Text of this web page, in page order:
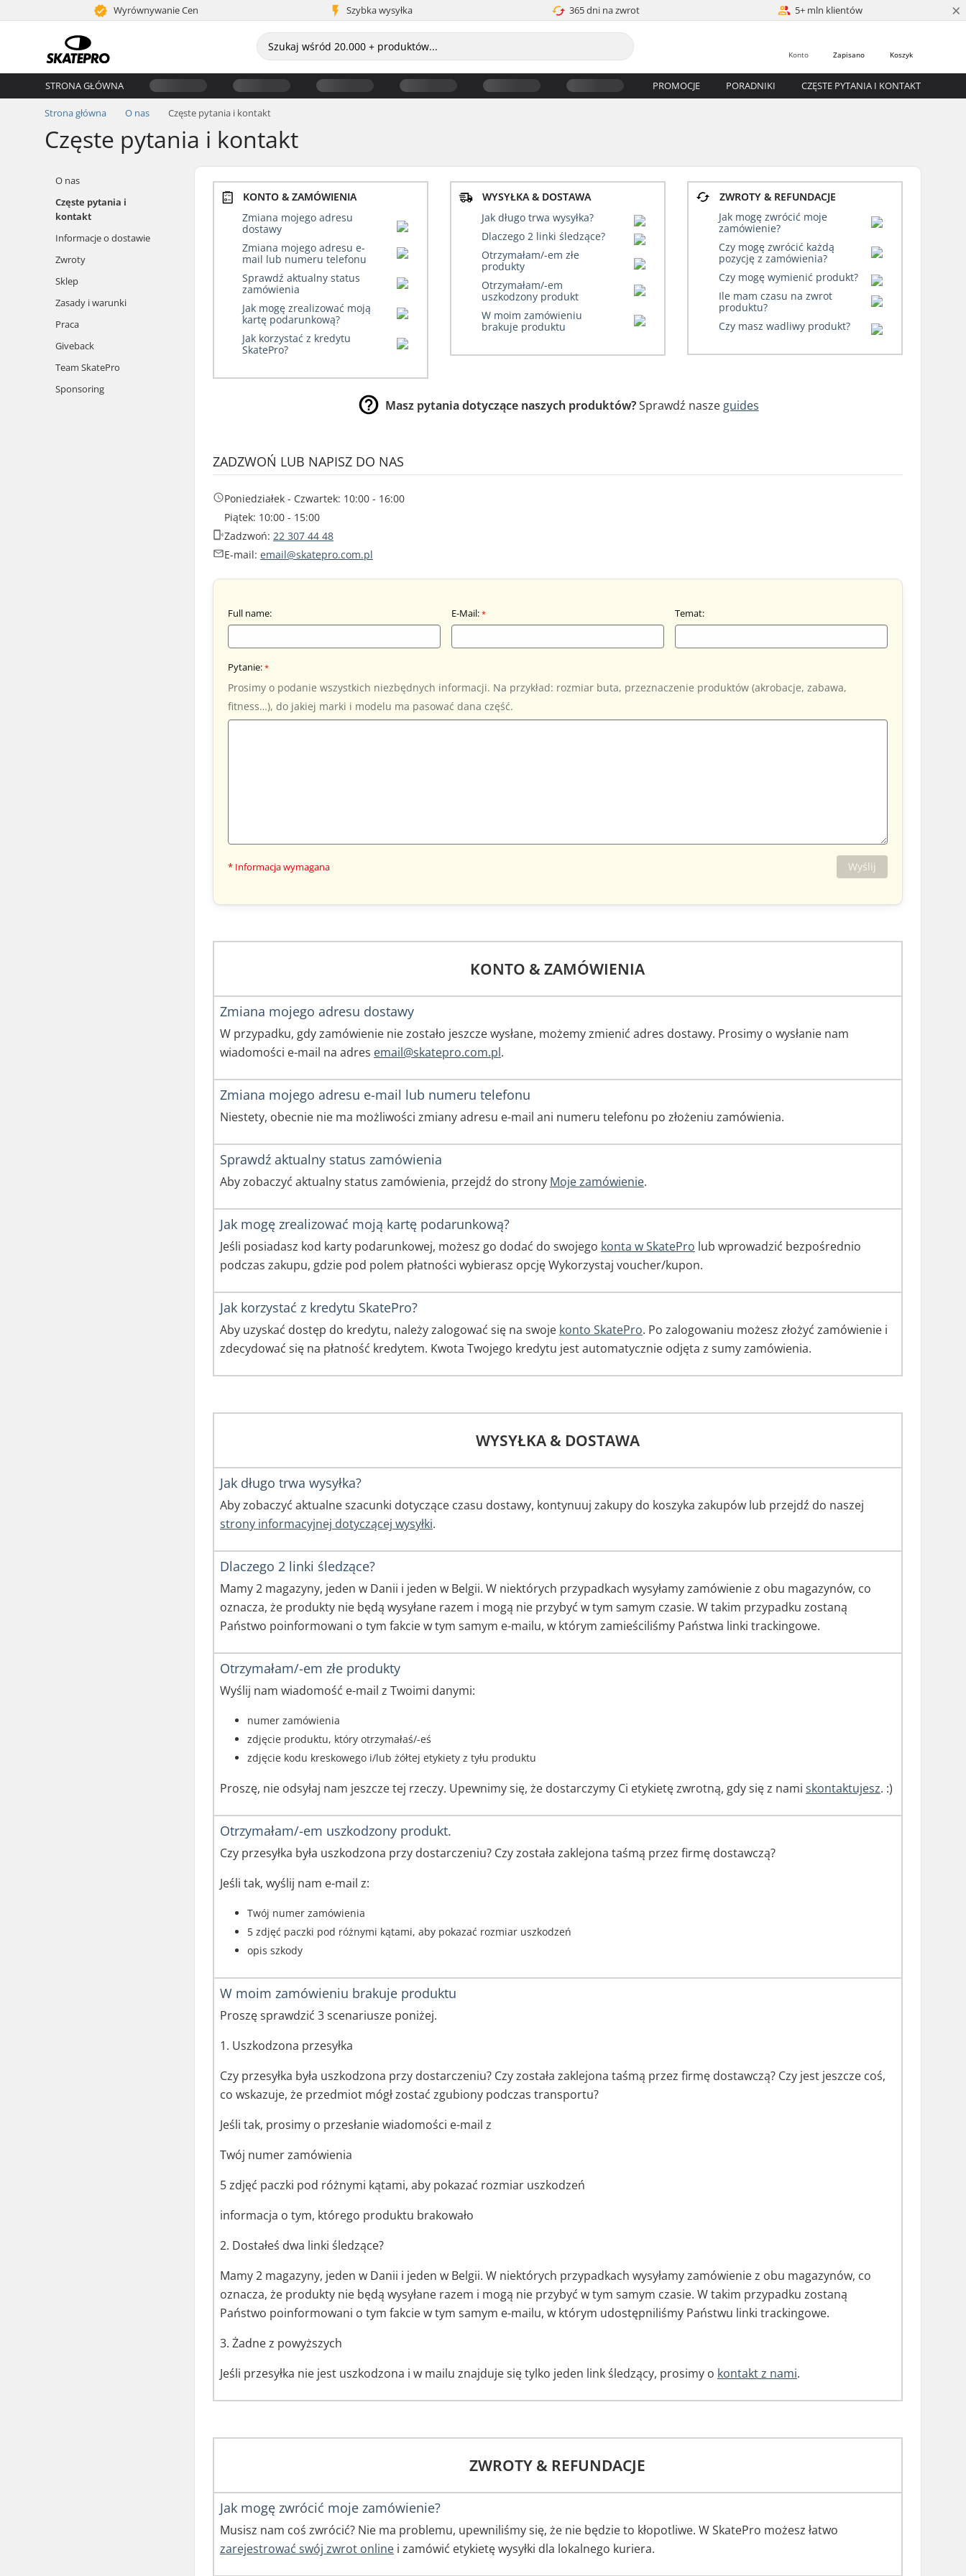
Wyrównywanie Cen Szybka wysyłka 365 dni na zwrot 5+ mln klientów ×
Koszyk
Zapisano
Konto
STRONA GŁÓWNA PROMOCJE PORADNIKI CZĘSTE PYTANIA I KONTAKT
Strona główna O nas Częste pytania i kontakt
Częste pytania i kontakt
O nas
Częste pytania i
kontakt
Informacje o dostawie
Zwroty
Sklep
Zasady i warunki
Praca
Giveback
Team SkatePro
Sponsoring
KONTO & ZAMÓWIENIA
Zmiana mojego adresu
dostawy
Zmiana mojego adresu e-
mail lub numeru telefonu
Sprawdź aktualny status
zamówienia
Jak mogę zrealizować moją
kartę podarunkową?
Jak korzystać z kredytu
SkatePro?
WYSYŁKA & DOSTAWA
Jak długo trwa wysyłka?
Dlaczego 2 linki śledzące?
Otrzymałam/-em złe
produkty
Otrzymałam/-em
uszkodzony produkt
W moim zamówieniu
brakuje produktu
ZWROTY & REFUNDACJE
Jak mogę zwrócić moje
zamówienie?
Czy mogę zwrócić każdą
pozycję z zamówienia?
Czy mogę wymienić produkt?
Ile mam czasu na zwrot
produktu?
Czy masz wadliwy produkt?
Masz pytania dotyczące naszych produktów?Sprawdź nasze guides
ZADZWOŃ LUB NAPISZ DO NAS
Poniedziałek - Czwartek: 10:00 - 16:00
Piątek: 10:00 - 15:00
Zadzwoń: 22 307 44 48
E-mail: email@skatepro.com.pl
Full name: E-Mail: * Temat:
Pytanie: *
Prosimy o podanie wszystkich niezbędnych informacji. Na przykład: rozmiar buta, przeznaczenie produktów (akrobacje, zabawa,
fitness…), do jakiej marki i modelu ma pasować dana część.
* Informacja wymagana Wyślij
KONTO & ZAMÓWIENIA
Zmiana mojego adresu dostawy
W przypadku, gdy zamówienie nie zostało jeszcze wysłane, możemy zmienić adres dostawy. Prosimy o wysłanie nam
wiadomości e-mail na adres email@skatepro.com.pl.
Zmiana mojego adresu e-mail lub numeru telefonu
Niestety, obecnie nie ma możliwości zmiany adresu e-mail ani numeru telefonu po złożeniu zamówienia.
Sprawdź aktualny status zamówienia
Aby zobaczyć aktualny status zamówienia, przejdź do strony Moje zamówienie.
Jak mogę zrealizować moją kartę podarunkową?
Jeśli posiadasz kod karty podarunkowej, możesz go dodać do swojego konta w SkatePro lub wprowadzić bezpośrednio
podczas zakupu, gdzie pod polem płatności wybierasz opcję Wykorzystaj voucher/kupon.
Jak korzystać z kredytu SkatePro?
Aby uzyskać dostęp do kredytu, należy zalogować się na swoje konto SkatePro. Po zalogowaniu możesz złożyć zamówienie i
zdecydować się na płatność kredytem. Kwota Twojego kredytu jest automatycznie odjęta z sumy zamówienia.
WYSYŁKA & DOSTAWA
Jak długo trwa wysyłka?
Aby zobaczyć aktualne szacunki dotyczące czasu dostawy, kontynuuj zakupy do koszyka zakupów lub przejdź do naszej
strony informacyjnej dotyczącej wysyłki.
Dlaczego 2 linki śledzące?
Mamy 2 magazyny, jeden w Danii i jeden w Belgii. W niektórych przypadkach wysyłamy zamówienie z obu magazynów, co
oznacza, że produkty nie będą wysyłane razem i mogą nie przybyć w tym samym czasie. W takim przypadku zostaną
Państwo poinformowani o tym fakcie w tym samym e-mailu, w którym zamieściliśmy Państwa linki trackingowe.
Otrzymałam/-em złe produkty
Wyślij nam wiadomość e-mail z Twoimi danymi:
numer zamówienia
zdjęcie produktu, który otrzymałaś/-eś
zdjęcie kodu kreskowego i/lub żółtej etykiety z tyłu produktu
Proszę, nie odsyłaj nam jeszcze tej rzeczy. Upewnimy się, że dostarczymy Ci etykietę zwrotną, gdy się z nami skontaktujesz. :)
Otrzymałam/-em uszkodzony produkt.
Czy przesyłka była uszkodzona przy dostarczeniu? Czy została zaklejona taśmą przez firmę dostawczą?
Jeśli tak, wyślij nam e-mail z:
Twój numer zamówienia
5 zdjęć paczki pod różnymi kątami, aby pokazać rozmiar uszkodzeń
opis szkody
W moim zamówieniu brakuje produktu
Proszę sprawdzić 3 scenariusze poniżej.
1. Uszkodzona przesyłka
Czy przesyłka była uszkodzona przy dostarczeniu? Czy została zaklejona taśmą przez firmę dostawczą? Czy jest jeszcze coś,
co wskazuje, że przedmiot mógł zostać zgubiony podczas transportu?
Jeśli tak, prosimy o przesłanie wiadomości e-mail z
Twój numer zamówienia
5 zdjęć paczki pod różnymi kątami, aby pokazać rozmiar uszkodzeń
informacja o tym, którego produktu brakowało
2. Dostałeś dwa linki śledzące?
Mamy 2 magazyny, jeden w Danii i jeden w Belgii. W niektórych przypadkach wysyłamy zamówienie z obu magazynów, co
oznacza, że produkty nie będą wysyłane razem i mogą nie przybyć w tym samym czasie. W takim przypadku zostaną
Państwo poinformowani o tym fakcie w tym samym e-mailu, w którym udostępniliśmy Państwu linki trackingowe.
3. Żadne z powyższych
Jeśli przesyłka nie jest uszkodzona i w mailu znajduje się tylko jeden link śledzący, prosimy o kontakt z nami.
ZWROTY & REFUNDACJE
Jak mogę zwrócić moje zamówienie?
Musisz nam coś zwrócić? Nie ma problemu, upewniliśmy się, że nie będzie to kłopotliwe. W SkatePro możesz łatwo
zarejestrować swój zwrot onlinei zamówić etykietę wysyłki dla lokalnego kuriera.